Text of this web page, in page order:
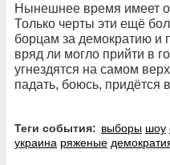
Нынешнее время имеет
Только черты эти ещё
борцам за демократию и
вряд ли могло прийти в
угнездятся на самом
падать, боюсь, придётся
Теги события: выборы шоу
украина ряженые